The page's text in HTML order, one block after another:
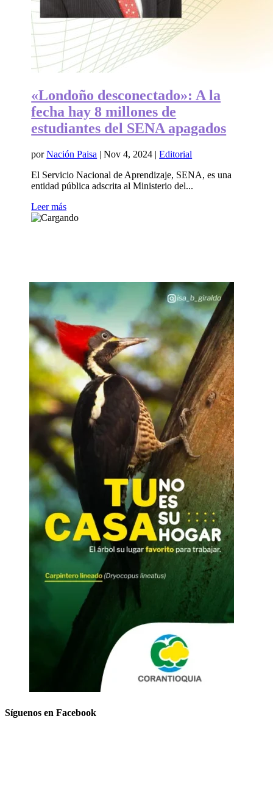
«Londoño desconectado»: A la
fecha hay 8 millones de
estudiantes del SENA apagados
porNación Paisa |Nov 4, 2024 |Editorial
El Servicio Nacional de Aprendizaje, SENA, es una
entidad pública adscrita al Ministerio del...
Leer más
Síguenos en Facebook